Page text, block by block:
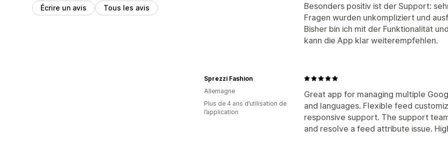
Écrire un avis Tous les avis
Besonders positiv ist der Support:
Fragen wurden unkompliziert und
Bisher bin ich mit der Funktionalität
kann die App klar weiterempfehlen.
Great app for managing multiple
and languages. Flexible feed
responsive support. The support
and resolve a feed attribute issue.
Sprezzi Fashion
Allemagne
Plus de 4 ans d’utilisation de
l’application